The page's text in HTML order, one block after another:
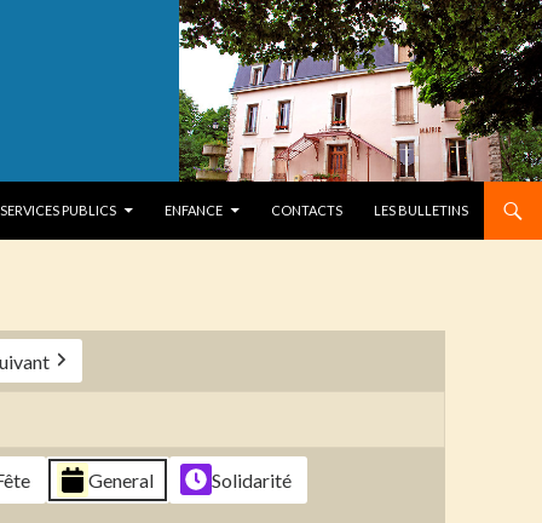
SERVICES PUBLICS ENFANCE CONTACTS LES BULLETINS
General
Solidarité